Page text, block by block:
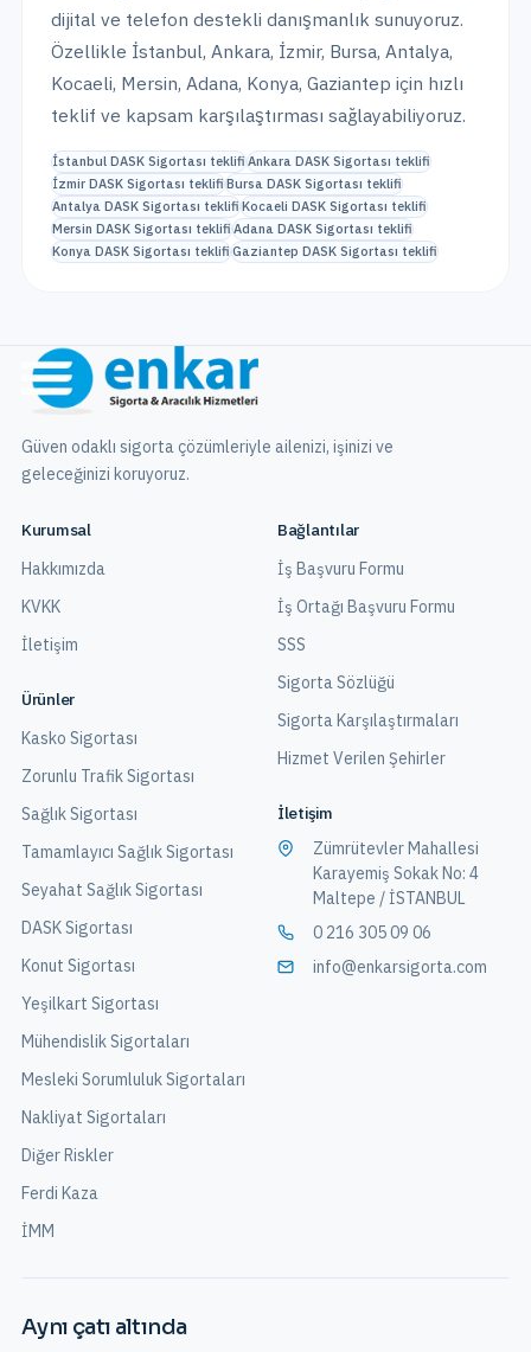
dijital ve telefon destekli danışmanlık sunuyoruz.
Özellikle İstanbul, Ankara, İzmir, Bursa, Antalya,
Kocaeli, Mersin, Adana, Konya, Gaziantep için hızlı
teklif ve kapsam karşılaştırması sağlayabiliyoruz.
İstanbul DASK Sigortası teklifi Ankara DASK Sigortası teklifi
İzmir DASK Sigortası teklifi Bursa DASK Sigortası teklifi
Antalya DASK Sigortası teklifi Kocaeli DASK Sigortası teklifi
Mersin DASK Sigortası teklifi Adana DASK Sigortası teklifi
Konya DASK Sigortası teklifi Gaziantep DASK Sigortası teklifi
Güven odaklı sigorta çözümleriyle ailenizi, işinizi ve
geleceğinizi koruyoruz.
Kurumsal
Hakkımızda
KVKK
İletişim
Ürünler
Kasko Sigortası
Zorunlu Trafik Sigortası
Sağlık Sigortası
Tamamlayıcı Sağlık Sigortası
Seyahat Sağlık Sigortası
DASK Sigortası
Konut Sigortası
Yeşilkart Sigortası
Mühendislik Sigortaları
Mesleki Sorumluluk Sigortaları
Nakliyat Sigortaları
Diğer Riskler
Ferdi Kaza
İMM
Bağlantılar
İş Başvuru Formu
İş Ortağı Başvuru Formu
SSS
Sigorta Sözlüğü
Sigorta Karşılaştırmaları
Hizmet Verilen Şehirler
İletişim
Zümrütevler Mahallesi
Karayemiş Sokak No: 4
Maltepe / İSTANBUL
0 216 305 09 06
info@enkarsigorta.com
Aynı çatı altında